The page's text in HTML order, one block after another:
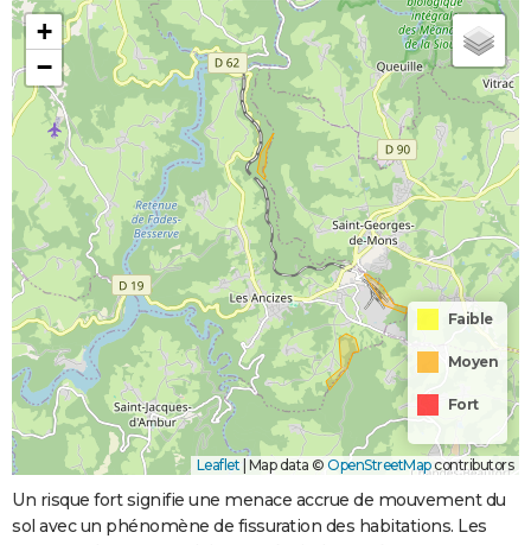
+
−
Faible
Moyen
Fort
Leaflet | Map data © OpenStreetMapcontributors
Un risque fort signifie une menace accrue de mouvement du
sol avec un phénomène de fissuration des habitations. Les